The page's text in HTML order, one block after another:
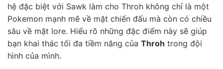
hệ đặc biệt với Sawk làm cho Throh không chỉ là một
Pokemon mạnh mẽ về mặt chiến đấu mà còn có chiều
sâu về mặt lore. Hiểu rõ những đặc điểm này sẽ giúp
bạn khai thác tối đa tiềm năng của Throh trong đội
hình của mình.